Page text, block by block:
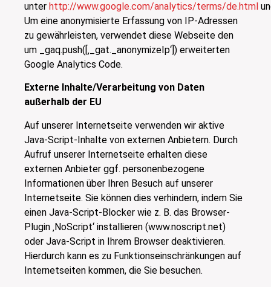
unter http://www.google.com/analytics/terms/de.html
Um eine anonymisierte Erfassung von IP-Adressen
zu gewährleisten, verwendet diese Webseite den
um _gaq.push([‚_gat._anonymizeIp‘]) erweiterten
Google Analytics Code.
Externe Inhalte/Verarbeitung von Daten
außerhalb der EU
Auf unserer Internetseite verwenden wir aktive
Java-Script-Inhalte von externen Anbietern. Durch
Aufruf unserer Internetseite erhalten diese
externen Anbieter ggf. personenbezogene
Informationen über Ihren Besuch auf unserer
Internetseite. Sie können dies verhindern, indem Sie
einen Java-Script-Blocker wie z. B. das Browser-
Plugin ‚NoScript‘ installieren (www.noscript.net)
oder Java-Script in Ihrem Browser deaktivieren.
Hierdurch kann es zu Funktionseinschränkungen auf
Internetseiten kommen, die Sie besuchen.